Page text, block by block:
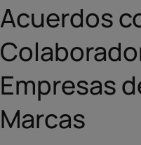
Acuerdos
Empresas
Marcas